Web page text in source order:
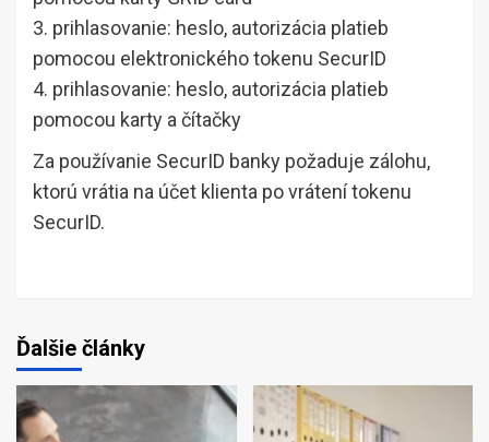
3. prihlasovanie: heslo, autorizácia platieb
pomocou elektronického tokenu SecurID
4. prihlasovanie: heslo, autorizácia platieb
pomocou karty a čítačky
Za používanie SecurID banky požaduje zálohu,
ktorú vrátia na účet klienta po vrátení tokenu
SecurID.
Ďalšie články